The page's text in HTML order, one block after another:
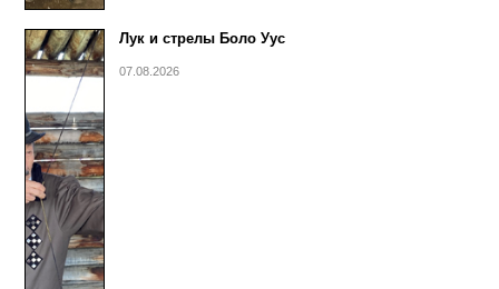
Лук и стрелы Боло Уус
07.08.2026